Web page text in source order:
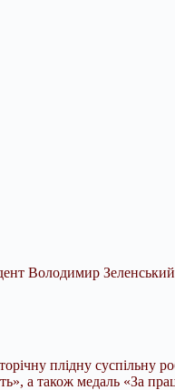
Володимир
плідну суспільну
а також медаль «За